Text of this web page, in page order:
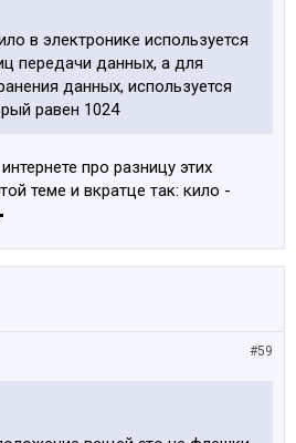
в электронике используется
передачи данных, а для
данных, используется
равен 1024
про разницу этих
теме и вкратце так: кило -
#59